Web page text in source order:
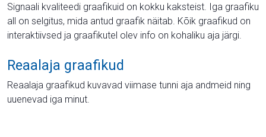
Signaali kvaliteedi graafikuid on kokku kaksteist. Iga graafiku
all on selgitus, mida antud graafik näitab. Kõik graafikud on
interaktiivsed ja graafikutel olev info on kohaliku aja järgi.
Reaalaja graafikud
Reaalaja graafikud kuvavad viimase tunni aja andmeid ning
uuenevad iga minut.